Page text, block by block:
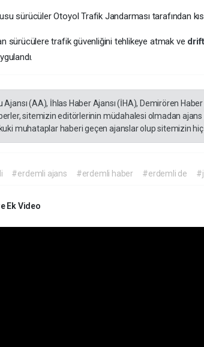
sürücüler Otoyol Trafik Jandarması tarafından
sürücülere trafik güvenliğini tehlikeye atmak ve
Ajansı (AA), İhlas Haber Ajansı (İHA), Demirören
sitemizin editörlerinin müdahalesi olmadan
muhataplar haberi geçen ajanslar olup sitemizin
#erdemli ajans #erdemli haber #erdemli de
Ek Video